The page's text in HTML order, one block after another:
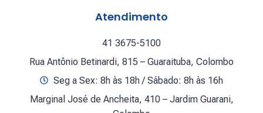
Atendimento
41 3675-5100
Rua Antônio Betinardi, 815 – Guaraituba, Colombo
Seg a Sex: 8h às 18h / Sábado: 8h às 16h
Marginal José de Ancheita, 410 – Jardim Guarani,